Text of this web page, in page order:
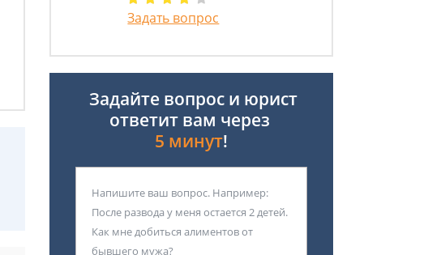
Задать вопрос
Задайте вопрос и юрист
ответит вам через
5 минут!